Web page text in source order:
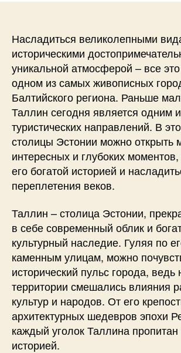
Насладиться великолепными
историческими
уникальной атмосферой – все
одном из самых живописных
Балтийского региона. Раньше
Таллин сегодня является одним
туристических направлений. В
столицы Эстонии можно открыть
интересных и глубоких моментов,
его богатой историей и
переплетения веков.
Таллин – столица Эстонии,
в себе современный облик и
культурный наследие. Гуляя по
каменным улицам, можно
исторический пульс города, ведь
территории смешались влияния
культур и народов. От его
архитектурных шедевров эпохи
каждый уголок Таллина пропитан
историей.